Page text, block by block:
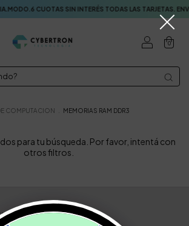
CUOTAS SIN INTERÉS TODAS LAS TARJETAS.
0
COMPUTACION MEMORIAS RAM DDR3
para tu búsqueda. Por favor, intentá con
otros filtros.
NEWSLETTER